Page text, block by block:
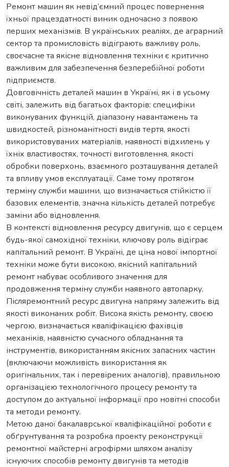
Ремонт машин як невід’ємний процес повернення
їхньої працездатності виник одночасно з появою
перших механізмів. В українських реаліях, де аграрний
сектор та промисловість відіграють важливу роль,
своєчасне та якісне відновлення техніки є критично
важливим для забезпечення безперебійної роботи
підприємств.
Довговічність деталей машин в Україні, як і в усьому
світі, залежить від багатьох факторів: специфіки
виконуваних функцій, діапазону навантажень та
швидкостей, різноманітності видів тертя, якості
використовуваних матеріалів, наявності відхилень у
їхніх властивостях, точності виготовлення, якості
обробки поверхонь, взаємного розташування деталей
та впливу умов експлуатації. Саме тому протягом
терміну служби машини, що визначається стійкістю її
базових елементів, значна кількість деталей потребує
заміни або відновлення.
В контексті відновлення ресурсу двигунів, що є серцем
будь-якої самохідної техніки, ключову роль відіграє
капітальний ремонт. В Україні, де ціна нової імпортної
техніки може бути високою, якісний капітальний
ремонт набуває особливого значення для
продовження терміну служби наявного автопарку.
Післяремонтний ресурс двигуна напряму залежить від
якості виконаних робіт. Висока якість ремонту, своєю
чергою, визначається кваліфікацією фахівців
механіків, наявністю сучасного обладнання та
інструментів, використанням якісних запасних частин
(включаючи можливість використання як
оригінальних, так і перевірених аналогів), правильною
організацією технологічного процесу ремонту та
доступом до актуальної інформації про новітні способи
та методи ремонту.
Метою даної бакалаврської кваліфікаційної роботи є
обґрунтування та розробка проекту реконструкції
ремонтної майстерні агрофірми шляхом аналізу
існуючих способів ремонту двигунів та методів